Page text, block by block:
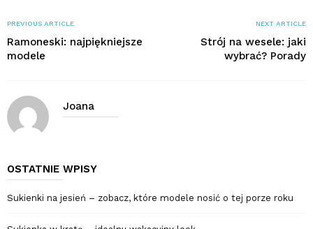
PREVIOUS ARTICLE
Ramoneski: najpiękniejsze
modele
NEXT ARTICLE
Strój na wesele: jaki
wybrać? Porady
Joana
OSTATNIE WPISY
Sukienki na jesień – zobacz, które modele nosić o tej porze roku